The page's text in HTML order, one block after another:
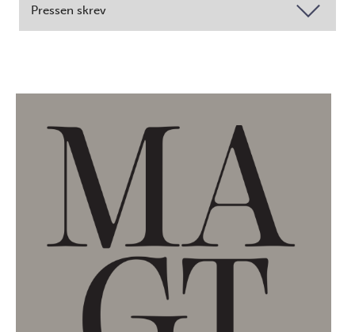
Pressen skrev